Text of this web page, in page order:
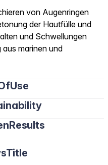
von Augenringen
der Hautfülle und
und Schwellungen
marinen und